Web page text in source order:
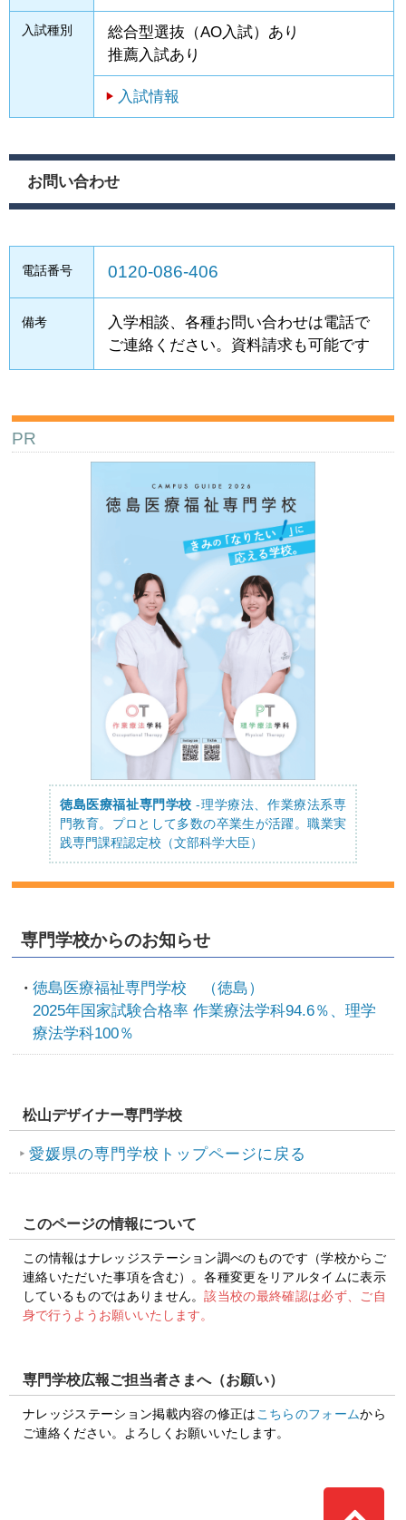
入試種別
総合型選抜（AO入試）あり
推薦入試あり
入試情報
お問い合わせ
電話番号 0120-086-406
備考
入学相談、各種お問い合わせは電話で
ご連絡ください。資料請求も可能です
PR
徳島医療福祉専門学校 -理学療法、作業療法系専
門教育。プロとして多数の卒業生が活躍。職業実
践専門課程認定校（文部科学大臣）
専門学校からのお知らせ
徳島医療福祉専門学校 （徳島）
2025年国家試験合格率 作業療法学科94.6％、理学
療法学科100％
松山デザイナー専門学校
愛媛県の専門学校トップページに戻る
このページの情報について
この情報はナレッジステーション調べのものです（学校からご
連絡いただいた事項を含む）。各種変更をリアルタイムに表示
しているものではありません。該当校の最終確認は必ず、ご自
身で行うようお願いいたします。
専門学校広報ご担当者さまへ（お願い）
ナレッジステーション掲載内容の修正は こちらのフォームから
ご連絡ください。よろしくお願いいたします。